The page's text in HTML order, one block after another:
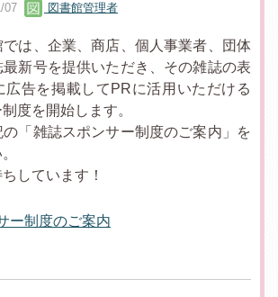
07 図書館管理者
は、企業、商店、個人事業者、団体
新号を提供いただき、その雑誌の表
広告を掲載してPRに活用いただける
度を開始します。
「雑誌スポンサー制度のご案内」を
しています！
ー制度のご案内